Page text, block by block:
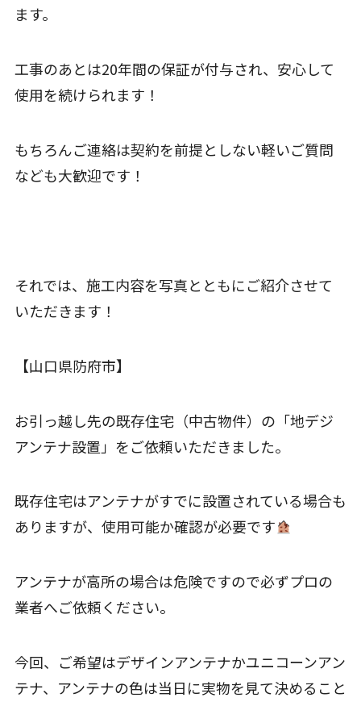
ます。
工事のあとは20年間の保証が付与され、安心して
使用を続けられます！
もちろんご連絡は契約を前提としない軽いご質問
なども大歓迎です！
それでは、施工内容を写真とともにご紹介させて
いただきます！
【山口県防府市】
お引っ越し先の既存住宅（中古物件）の「地デジ
アンテナ設置」をご依頼いただきました。
既存住宅はアンテナがすでに設置されている場合も
ありますが、使用可能か確認が必要です
アンテナが高所の場合は危険ですので必ずプロの
業者へご依頼ください。
今回、ご希望はデザインアンテナかユニコーンアン
テナ、アンテナの色は当日に実物を見て決めること